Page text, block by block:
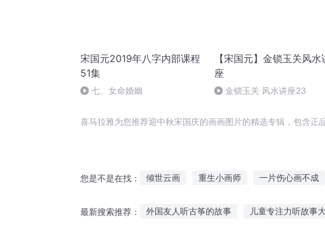
宋国元2019年八字内部课程
51集
七、女命婚姻
【宋国元】金锁玉关风水
座
金锁玉关 风水讲座23
喜马拉雅为您推荐迎中秋宋国庆的画画图片的精选专辑，包含正
您是不是在找： 倾世云画 重生小画师 一片伤心画不成
最新搜索推荐： 外国友人听古筝的故事 儿童专注力听故事